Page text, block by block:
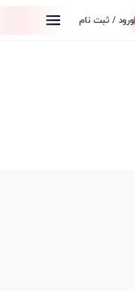
ورود / ثبت نام